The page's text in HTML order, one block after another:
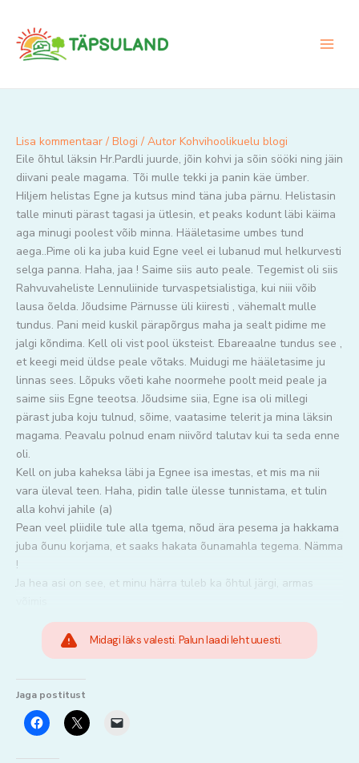
content
Lisa kommentaar / Blogi / Autor Kohvihoolikuelu blogi
Eile õhtul läksin Hr.Pardli juurde, jõin kohvi ja sõin sööki ning jäin
diivani peale magama. Tõi mulle tekki ja panin käe ümber.
Hiljem helistas Egne ja kutsus mind täna juba pärnu. Helistasin
talle minuti pärast tagasi ja ütlesin, et peaks kodunt läbi käima
aga minugi poolest võib minna. Hääletasime umbes tund
aega..Pime oli ka juba kuid Egne veel ei lubanud mul helkurvesti
selga panna. Haha, jaa ! Saime siis auto peale. Tegemist oli siis
Rahvuvaheliste Lennuliinide turvaspetsialistiga, kui niii võib
lausa õelda. Jõudsime Pärnusse üli kiiresti , vähemalt mulle
tundus. Pani meid kuskil pärapõrgus maha ja sealt pidime me
jalgi kõndima. Kell oli vist pool üksteist. Ebareaalne tundus see ,
et keegi meid üldse peale võtaks. Muidugi me hääletasime ju
linnas sees. Lõpuks võeti kahe noormehe poolt meid peale ja
saime siis Egne teeotsa. Jõudsime siia, Egne isa oli millegi
pärast juba koju tulnud, sõime, vaatasime telerit ja mina läksin
magama. Peavalu polnud enam niivõrd talutav kui ta seda enne
oli.
Kell on juba kaheksa läbi ja Egnee isa imestas, et mis ma nii
vara üleval teen. Haha, pidin talle ülesse tunnistama, et tulin
alla kohvi jahile (a)
Pean veel pliidile tule alla tgema, nõud ära pesema ja hakkama
juba õunu korjama, et saaks hakata õunamahla tegema. Nämma
!
Ja hea asi on see, et minu härra tuleb ka õhtul järgi, armas
Midagi läks valesti. Palun laadi leht uuesti.
Jaga postitust